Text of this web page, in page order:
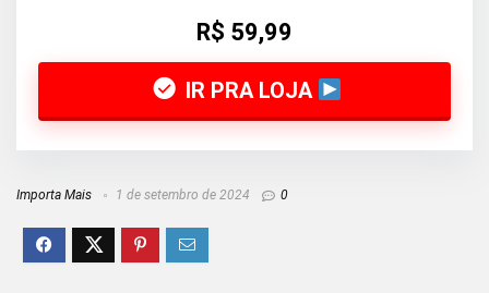
R$ 59,99
IR PRA LOJA
Importa Mais 1 de setembro de 2024 0